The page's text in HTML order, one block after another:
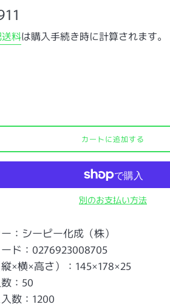
料は購入手続き時に計算されます。
カートに追加する
別のお支払い方法
：シーピー化成（株）
ド：0276923008705
×横×高さ）：145×178×25
：50
数：1200